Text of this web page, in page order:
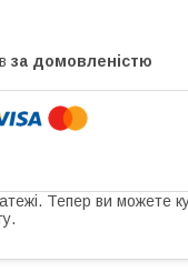
за домовленістю
Тепер ви можете